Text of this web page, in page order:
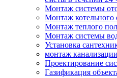
Монтаж системы
Монтаж котельного
Монтаж теплого
Монтаж системы
Установка
монтаж канализации
Проектирование
Газификация